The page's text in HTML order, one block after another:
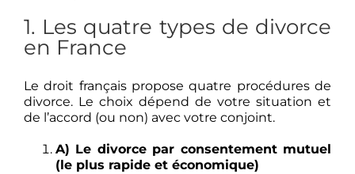
1. Les quatre types de divorce
en France
Le droit français propose quatre procédures de
divorce. Le choix dépend de votre situation et
de l’accord (ou non) avec votre conjoint.
A) Le divorce par consentement mutuel
(le plus rapide et économique)